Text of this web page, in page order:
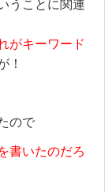
うことに関連
がキーワード
！
ので
書いたのだろ